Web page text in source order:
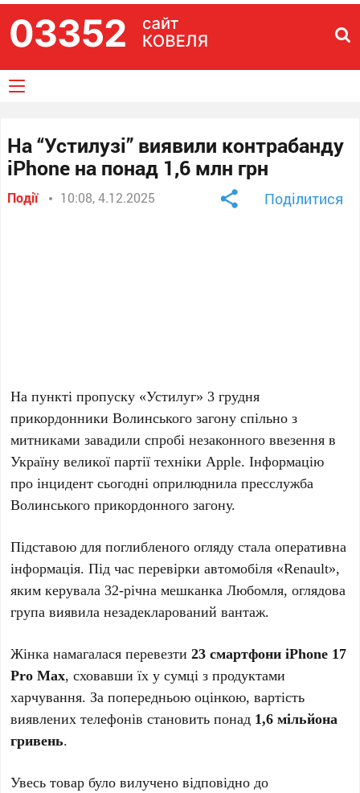
На “Устилузі” виявили контрабанду
iPhone на понад 1,6 млн грн
Події 10:08, 4.12.2025 Поділитися
На пункті пропуску «Устилуг» 3 грудня
прикордонники Волинського загону спільно з
митниками завадили спробі незаконного ввезення в
Україну великої партії техніки Apple. Інформацію
про інцидент сьогодні оприлюднила пресслужба
Волинського прикордонного загону.
Підставою для поглибленого огляду стала оперативна
інформація. Під час перевірки автомобіля «Renault»,
яким керувала 32-річна мешканка Любомля, оглядова
група виявила незадекларований вантаж.
Жінка намагалася перевезти23 смартфони iPhone 17
Pro Max, сховавши їх у сумці з продуктами
харчування. За попередньою оцінкою, вартість
виявлених телефонів становить понад 1,6 мільйона
гривень.
Увесь товар було вилучено відповідно до